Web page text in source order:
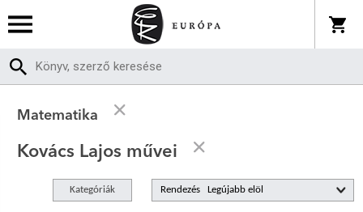
Matematika
Kovács Lajos művei
Kategóriák Rendezés